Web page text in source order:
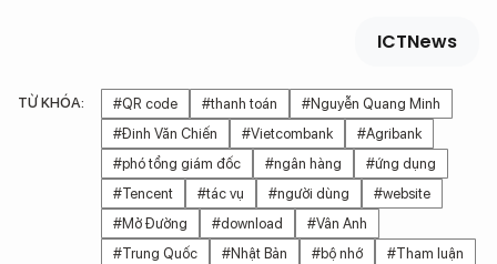
ICTNews
TỪ KHÓA: #QR code #thanh toán
#Nguyễn Quang Minh
#Đinh Văn Chiến
#Vietcombank
#Agribank
#phó tổng giám đốc
#ngân hàng
#ứng dụng
#Tencent
#tác vụ #người dùng
#website
#Mở Đường
#download
#Vân Anh
#Trung Quốc
#Nhật Bản #bộ nhớ
#Tham luận